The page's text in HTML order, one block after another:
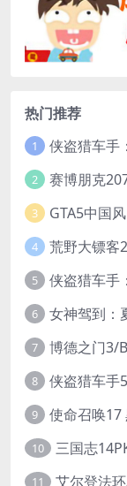
热门推荐
1
2
3
4
5
6
7
8
9
10
11 艾尔登法